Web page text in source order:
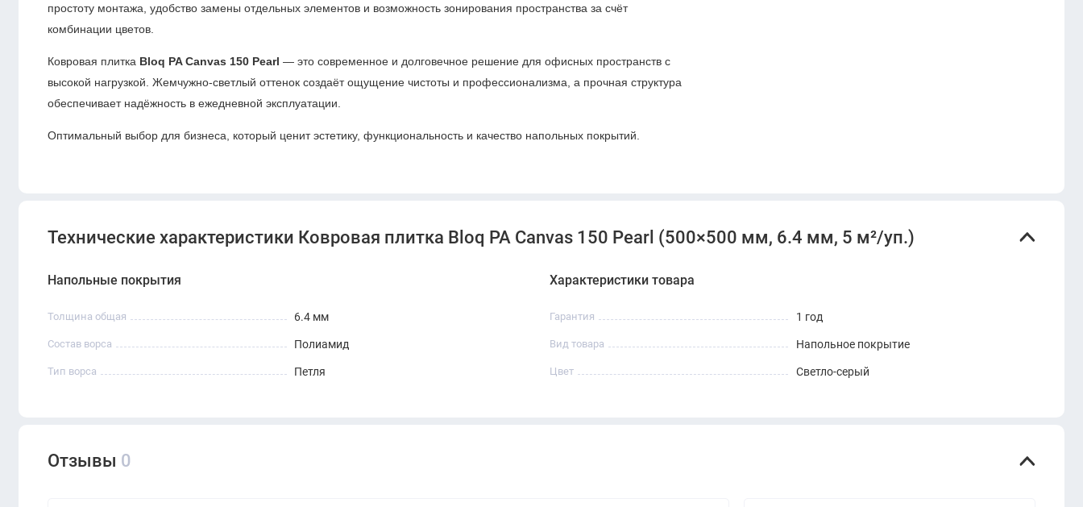
простоту монтажа, удобство замены отдельных элементов и возможность зонирования пространства за счёт
комбинации цветов.
Ковровая плитка Bloq PA Canvas 150 Pearl — это современное и долговечное решение для офисных пространств с
высокой нагрузкой. Жемчужно-светлый оттенок создаёт ощущение чистоты и профессионализма, а прочная структура
обеспечивает надёжность в ежедневной эксплуатации.
Оптимальный выбор для бизнеса, который ценит эстетику, функциональность и качество напольных покрытий.
Технические характеристики Ковровая плитка Bloq PA Canvas 150 Pearl (500×500 мм, 6.4 мм, 5 м²/уп.)
Напольные покрытия
Толщина общая 6.4 мм
Состав ворса Полиамид
Тип ворса Петля
Характеристики товара
Гарантия 1 год
Вид товара Напольное покрытие
Цвет Светло-серый
Отзывы 0